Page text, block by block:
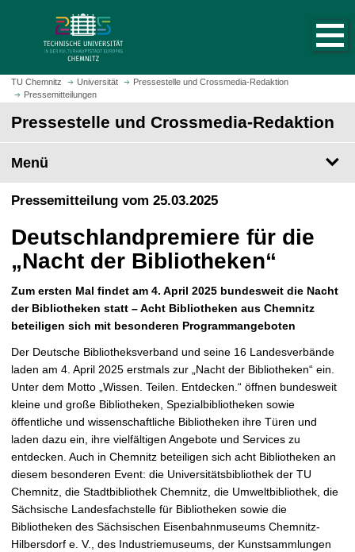
m
H
t
s
i
e
a
u
r
u
f
e
n
TU Chemnitz Universität
Pressestelle und Crossmedia-Redaktion
Pressemitteilungen
Pressestelle und Crossmedia-Redaktion
Menü
Pressemitteilung vom 25.03.2025
Deutschlandpremiere für die
„Nacht der Bibliotheken“
Zum ersten Mal findet am 4. April 2025 bundesweit die Nacht
der Bibliotheken statt – Acht Bibliotheken aus Chemnitz
beteiligen sich mit besonderen Programmangeboten
Der Deutsche Bibliotheksverband und seine 16 Landesverbände
laden am 4. April 2025 erstmals zur „Nacht der Bibliotheken“ ein.
Unter dem Motto „Wissen. Teilen. Entdecken.“ öffnen bundesweit
kleine und große Bibliotheken, Spezialbibliotheken sowie
öffentliche und wissenschaftliche Bibliotheken ihre Türen und
laden dazu ein, ihre vielfältigen Angebote und Services zu
entdecken. Auch in Chemnitz beteiligen sich acht Bibliotheken an
diesem besonderen Event: die Universitätsbibliothek der TU
Chemnitz, die Stadtbibliothek Chemnitz, die Umweltbibliothek, die
Sächsische Landesfachstelle für Bibliotheken sowie die
Bibliotheken des Sächsischen Eisenbahnmuseums Chemnitz-
Hilbersdorf e. V., des Industriemuseums, der Kunstsammlungen